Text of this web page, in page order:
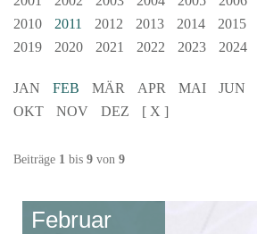
2010
2011 2012 2013 2014 2015
2019
2020 2021 2022 2023 2024
JAN FEB MÄR APR MAI JUN
OKT
NOV DEZ [ X ]
Beiträge 1 bis 9 von 9
Februar